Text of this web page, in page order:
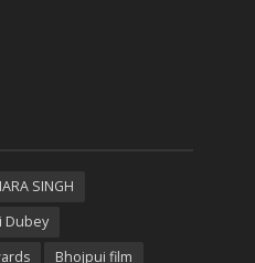
SINGH
Dubey
Bhojpui film